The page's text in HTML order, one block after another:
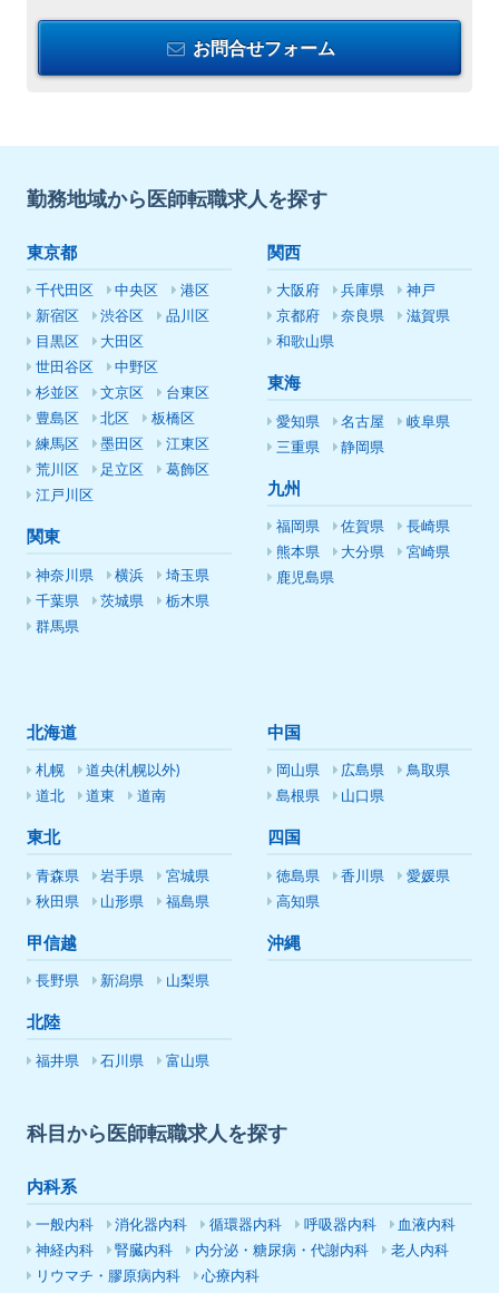
お問合せフォーム
勤務地域から医師転職求人を探す
東京都
千代田区 中央区
港区
新宿区
渋谷区
品川区
目黒区
大田区
世田谷区
中野区
杉並区
文京区
台東区
豊島区
北区
板橋区
練馬区
墨田区
江東区
荒川区
足立区
葛飾区
江戸川区
関東
神奈川県 横浜
埼玉県
千葉県
茨城県
栃木県
群馬県
関西
大阪府 兵庫県
神戸
京都府
奈良県
滋賀県
和歌山県
東海
愛知県 名古屋
岐阜県
三重県
静岡県
九州
福岡県 佐賀県
長崎県
熊本県
大分県
宮崎県
鹿児島県
北海道
札幌
道央(札幌以外)
道北
道東 道南
東北
青森県 岩手県
宮城県
秋田県
山形県 福島県
甲信越
長野県 新潟県 山梨県
北陸
福井県 石川県 富山県
中国
岡山県 広島県
鳥取県
島根県
山口県
四国
徳島県 香川県
愛媛県
高知県
沖縄
科目から医師転職求人を探す
内科系
一般内科 消化器内科 循環器内科 呼吸器内科
血液内科
神経内科
腎臓内科 内分泌・糖尿病・代謝内科
老人内科
リウマチ・膠原病内科
心療内科